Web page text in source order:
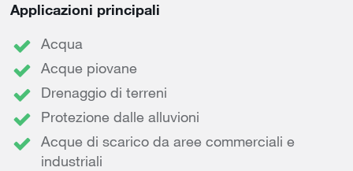
Applicazioni principali
Acqua
Acque piovane
Drenaggio di terreni
Protezione dalle alluvioni
Acque di scarico da aree commerciali e
industriali